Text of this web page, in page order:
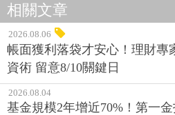
相關文章
2026.08.06
帳面獲利落袋才安心！理財專
資術 留意8/10關鍵日
2026.08.04
基金規模2年增近70%！第一